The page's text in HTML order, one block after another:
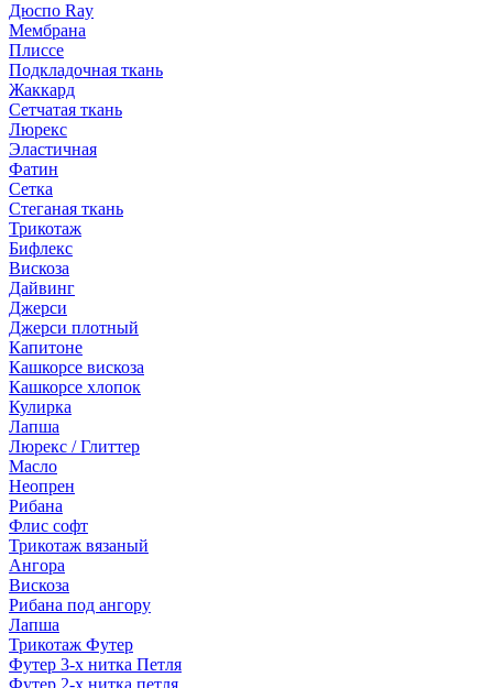
Дюспо Ray
Мембрана
Плиссе
Подкладочная ткань
Жаккард
Сетчатая ткань
Люрекс
Эластичная
Фатин
Сетка
Стеганая ткань
Трикотаж
Бифлекс
Вискоза
Дайвинг
Джерси
Джерси плотный
Капитоне
Кашкорсе вискоза
Кашкорсе хлопок
Кулирка
Лапша
Люрекс / Глиттер
Масло
Неопрен
Рибана
Флис софт
Трикотаж вязаный
Ангора
Вискоза
Рибана под ангору
Лапша
Трикотаж Футер
Футер 3-х нитка Петля
Футер 2-х нитка петля